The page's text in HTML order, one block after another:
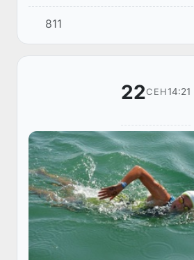
молодежи до 18 лет.
811
22СЕН14:21